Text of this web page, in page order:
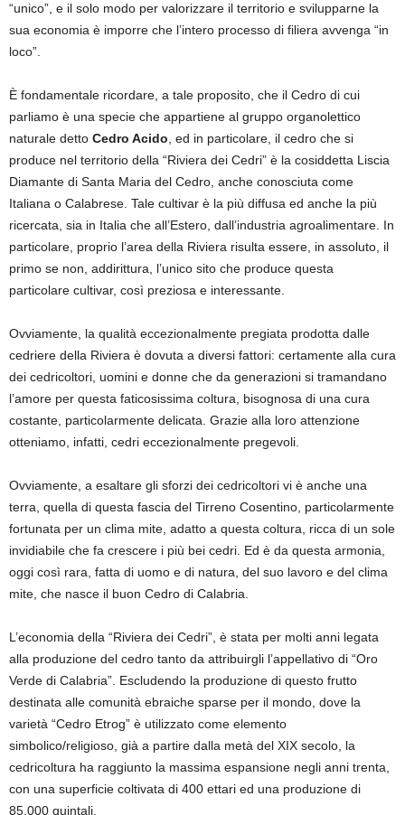
“unico”, e il solo modo per valorizzare il territorio e svilupparne la
sua economia è imporre che l’intero processo di filiera avvenga “in
loco”.
È fondamentale ricordare, a tale proposito, che il Cedro di cui
parliamo è una specie che appartiene al gruppo organolettico
naturale detto Cedro Acido , ed in particolare, il cedro che si
produce nel territorio della “Riviera dei Cedri” è la cosiddetta Liscia
Diamante di Santa Maria del Cedro, anche conosciuta come
Italiana o Calabrese. Tale cultivar è la più diffusa ed anche la più
ricercata, sia in Italia che all’Estero, dall’industria agroalimentare. In
particolare, proprio l’area della Riviera risulta essere, in assoluto, il
primo se non, addirittura, l’unico sito che produce questa
particolare cultivar, così preziosa e interessante.
Ovviamente, la qualità eccezionalmente pregiata prodotta dalle
cedriere della Riviera è dovuta a diversi fattori: certamente alla cura
dei cedricoltori, uomini e donne che da generazioni si tramandano
l’amore per questa faticosissima coltura, bisognosa di una cura
costante, particolarmente delicata. Grazie alla loro attenzione
otteniamo, infatti, cedri eccezionalmente pregevoli.
Ovviamente, a esaltare gli sforzi dei cedricoltori vi è anche una
terra, quella di questa fascia del Tirreno Cosentino, particolarmente
fortunata per un clima mite, adatto a questa coltura, ricca di un sole
invidiabile che fa crescere i più bei cedri. Ed è da questa armonia,
oggi così rara, fatta di uomo e di natura, del suo lavoro e del clima
mite, che nasce il buon Cedro di Calabria.
L’economia della “Riviera dei Cedri”, è stata per molti anni legata
alla produzione del cedro tanto da attribuirgli l’appellativo di “Oro
Verde di Calabria”. Escludendo la produzione di questo frutto
destinata alle comunità ebraiche sparse per il mondo, dove la
varietà “Cedro Etrog” è utilizzato come elemento
simbolico/religioso, già a partire dalla metà del XIX secolo, la
cedricoltura ha raggiunto la massima espansione negli anni trenta,
con una superficie coltivata di 400 ettari ed una produzione di
85.000 quintali.